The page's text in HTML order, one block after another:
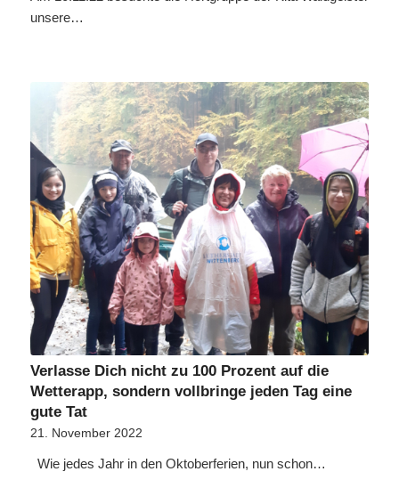
unsere…
Verlasse Dich nicht zu 100 Prozent auf die
Wetterapp, sondern vollbringe jeden Tag eine
gute Tat
21. November 2022
Wie jedes Jahr in den Oktoberferien, nun schon…